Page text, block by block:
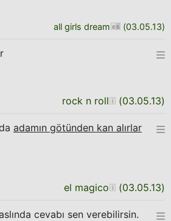
all girls dream (03.05.13)
rock n roll (03.05.13)
adamın götünden kan alırlar
el magico (03.05.13)
cevabı sen verebilirsin.